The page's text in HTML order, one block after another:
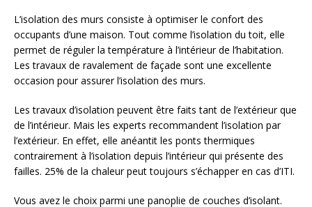
L’isolation des murs consiste à optimiser le confort des
occupants d’une maison. Tout comme l’isolation du toit, elle
permet de réguler la température à l’intérieur de l’habitation.
Les travaux de ravalement de façade sont une excellente
occasion pour assurer l’isolation des murs.
Les travaux d’isolation peuvent être faits tant de l’extérieur que
de l’intérieur. Mais les experts recommandent l’isolation par
l’extérieur. En effet, elle anéantit les ponts thermiques
contrairement à l’isolation depuis l’intérieur qui présente des
failles. 25% de la chaleur peut toujours s’échapper en cas d’ITI.
Vous avez le choix parmi une panoplie de couches d’isolant.